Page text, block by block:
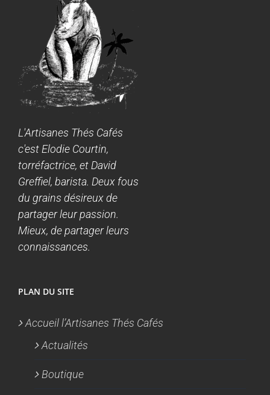
L'Artisanes Thés Cafés
c'est Elodie Courtin,
torréfactrice, et David
Greffiel, barista. Deux fous
du grains désireux de
partager leur passion.
Mieux, de partager leurs
connaissances.
PLAN DU SITE
Accueil l’Artisanes Thés Cafés
Actualités
Boutique